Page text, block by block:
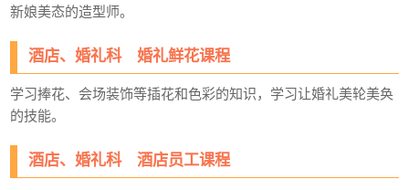
新娘美态的造型师。
酒店、婚礼科 婚礼鲜花课程
学习捧花、会场装饰等插花和色彩的知识，学习让婚礼美轮美奂
的技能。
酒店、婚礼科 酒店员工课程